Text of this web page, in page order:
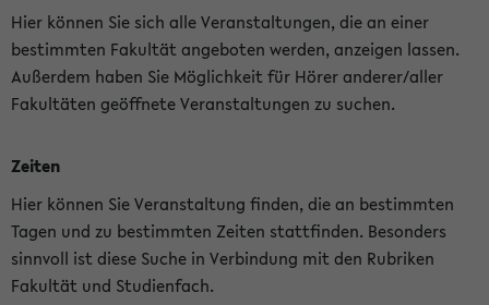
Hier können Sie sich alle Veranstaltungen, die an einer
bestimmten Fakultät angeboten werden, anzeigen lassen.
Außerdem haben Sie Möglichkeit für Hörer anderer/aller
Fakultäten geöffnete Veranstaltungen zu suchen.
Zeiten
Hier können Sie Veranstaltung finden, die an bestimmten
Tagen und zu bestimmten Zeiten stattfinden. Besonders
sinnvoll ist diese Suche in Verbindung mit den Rubriken
Fakultät und Studienfach.